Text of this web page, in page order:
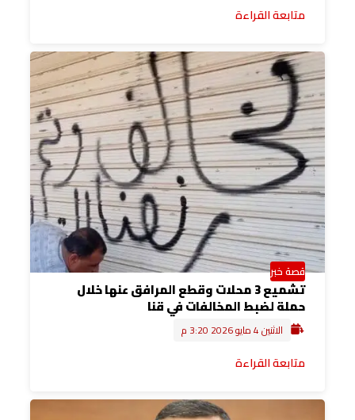
متابعة القراءة
قصة خبر
تشميع 3 محلات وقطع المرافق عنها خلال
حملة لضبط المخالفات في قنا
الاثنين 4 مايو 2026 3:20 م
متابعة القراءة